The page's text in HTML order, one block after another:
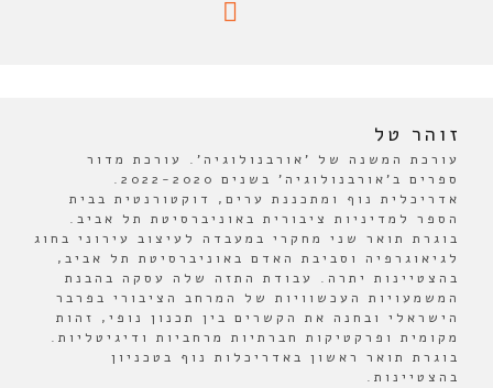
זוהר טל
עורכת המשנה של 'אורבנולוגיה'. עורכת מדור
ספרים ב'אורבנולוגיה' בשנים 2022-2020.
אדריכלית נוף ומתכננת ערים, דוקטורנטית בבית
הספר למדיניות ציבורית באוניברסיטת תל אביב.
בוגרת תואר שני מחקרי במעבדה לעיצוב עירוני בחוג
לגיאוגרפיה וסביבת האדם באוניברסיטת תל אביב,
בהצטיינות יתרה. עבודת התזה שלה עסקה בהבנת
המשמעויות העכשוויות של המרחב הציבורי בפרבר
הישראלי ובחנה את הקשרים בין תכנון נופי, זהות
מקומית ופרקטיקות חברתיות מרחביות ודיגיטליות.
בוגרת תואר ראשון באדריכלות נוף בטכניון
בהצטיינות.